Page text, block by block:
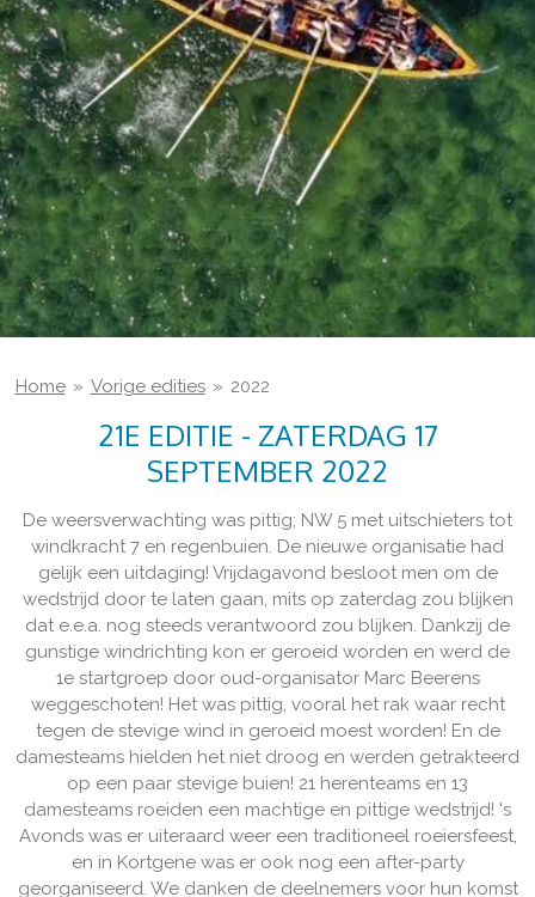
Home » Vorige edities » 2022
21E EDITIE - ZATERDAG 17
SEPTEMBER 2022
De weersverwachting was pittig; NW 5 met uitschieters tot
windkracht 7 en regenbuien. De nieuwe organisatie had
gelijk een uitdaging! Vrijdagavond besloot men om de
wedstrijd door te laten gaan, mits op zaterdag zou blijken
dat e.e.a. nog steeds verantwoord zou blijken. Dankzij de
gunstige windrichting kon er geroeid worden en werd de
1e startgroep door oud-organisator Marc Beerens
weggeschoten! Het was pittig, vooral het rak waar recht
tegen de stevige wind in geroeid moest worden! En de
damesteams hielden het niet droog en werden getrakteerd
op een paar stevige buien! 21 herenteams en 13
damesteams roeiden een machtige en pittige wedstrijd! 's
Avonds was er uiteraard weer een traditioneel roeiersfeest,
en in Kortgene was er ook nog een after-party
georganiseerd. We danken de deelnemers voor hun komst